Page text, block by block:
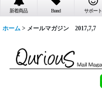
新着商品 Brand サポート
ホーム > メールマガジン 2017,7,7